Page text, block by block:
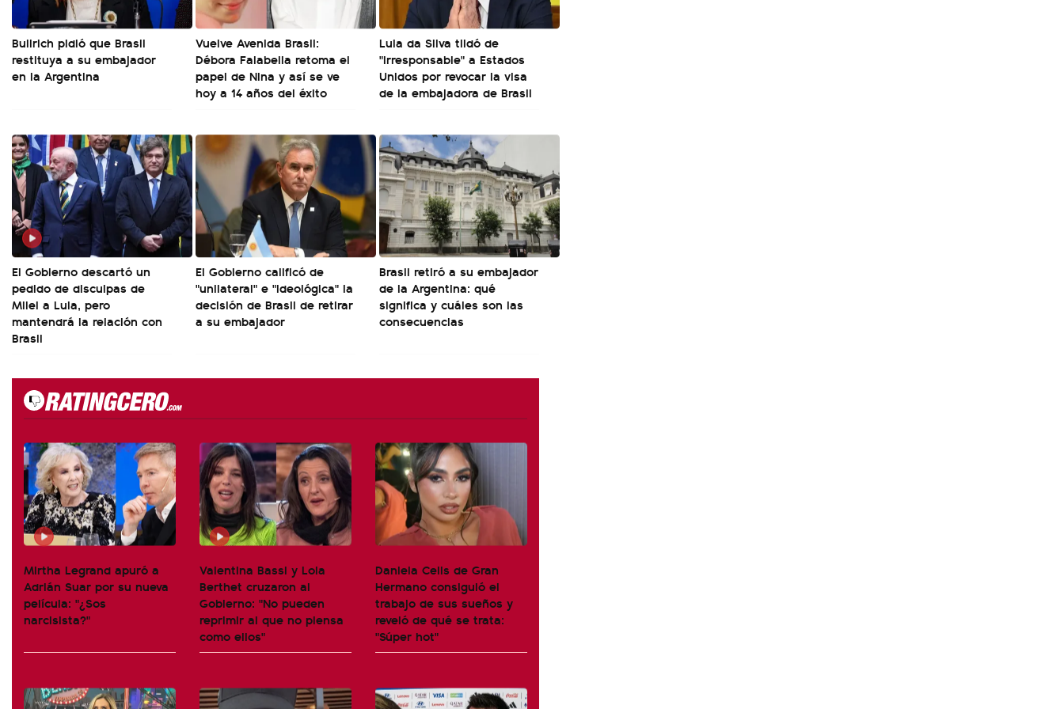
Bullrich pidió que Brasil
restituya a su embajador
en la Argentina
Vuelve Avenida Brasil:
Débora Falabella retoma el
papel de Nina y así se ve
hoy a 14 años del éxito
Lula da Silva tildó de
"irresponsable" a Estados
Unidos por revocar la visa
de la embajadora de Brasil
El Gobierno descartó un
pedido de disculpas de
Milei a Lula, pero
mantendrá la relación con
Brasil
El Gobierno calificó de
"unilateral" e "ideológica" la
decisión de Brasil de retirar
a su embajador
Brasil retiró a su embajador
de la Argentina: qué
significa y cuáles son las
consecuencias
Mirtha Legrand apuró a
Adrián Suar por su nueva
película: "¿Sos
narcisista?"
Valentina Bassi y Lola
Berthet cruzaron al
Gobierno: "No pueden
reprimir al que no piensa
como ellos"
Daniela Celis de Gran
Hermano consiguió el
trabajo de sus sueños y
reveló de qué se trata:
"Súper hot"